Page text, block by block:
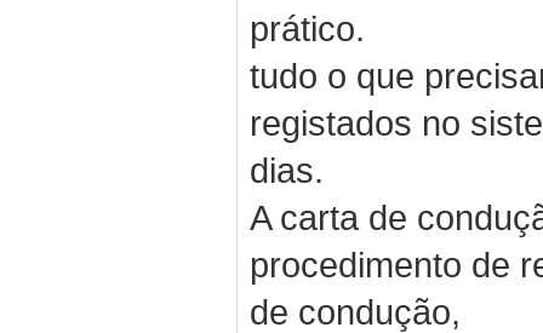
prático.
tudo o que
registados no
dias.
A carta de
procedimento de
de condução,